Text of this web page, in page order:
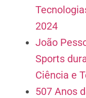
2024
João
Sports
Ciência e
507 Anos